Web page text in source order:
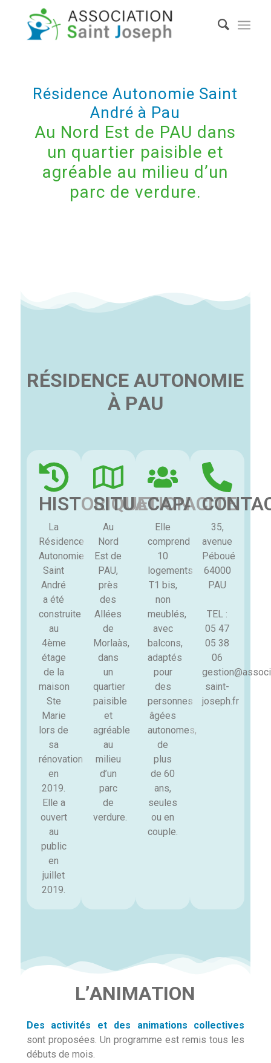
Résidence Autonomie Saint
André à Pau
Au Nord Est de PAU dans
un quartier paisible et
agréable au milieu d’un
parc de verdure.
RÉSIDENCE AUTONOMIE
À PAU
HISTORIQUE
La
Résidence
Autonomie
Saint
André
a été
construite
au
4ème
étage
de la
maison
Ste
Marie
lors de
sa
rénovation
en
2019.
Elle a
ouvert
au
public
en
juillet
2019.
SITUATION
Au
Nord
Est de
PAU,
près
des
Allées
de
Morlaàs,
dans
un
quartier
paisible
et
agréable
au
milieu
d’un
parc
de
verdure.
CAPACITE
Elle
comprend
10
logements
T1 bis,
non
meublés,
avec
balcons,
adaptés
pour
des
personnes
âgées
autonomes,
de
plus
de 60
ans,
seules
ou en
couple.
35,
avenue
Péboué
64000
PAU
TEL :
05 47
05 38
06
saint-
joseph.fr
L’ANIMATION
Des activités et des animations collectives
sont proposées. Un programme est remis tous les
débuts de mois.